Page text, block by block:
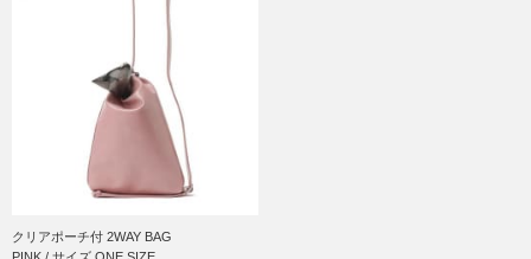
クリアポーチ付 2WAY BAG